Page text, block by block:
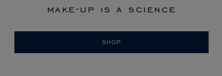
make-up is a science
SHOP